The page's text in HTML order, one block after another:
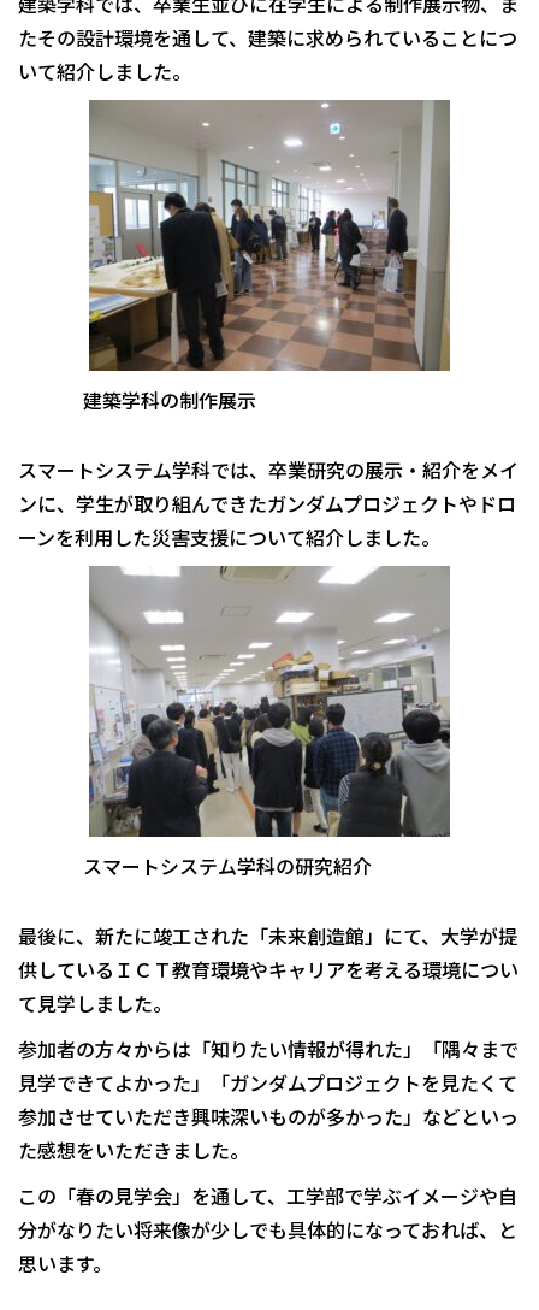
たその設計環境を通して、建築に求められていることにつ
いて紹介しました。
建築学科の制作展示
スマートシステム学科では、卒業研究の展示・紹介をメイ
ンに、学生が取り組んできたガンダムプロジェクトやドロ
ーンを利用した災害支援について紹介しました。
スマートシステム学科の研究紹介
最後に、新たに竣工された「未来創造館」にて、大学が提
供しているＩＣＴ教育環境やキャリアを考える環境につい
て見学しました。
参加者の方々からは「知りたい情報が得れた」「隅々まで
見学できてよかった」「ガンダムプロジェクトを見たくて
参加させていただき興味深いものが多かった」などといっ
た感想をいただきました。
この「春の見学会」を通して、工学部で学ぶイメージや自
分がなりたい将来像が少しでも具体的になっておれば、と
思います。